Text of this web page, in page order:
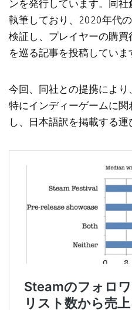
ンを発行しています。同
執筆しており、2020年代
検証し、プレイヤーの購
を巡る記事を投稿していま
今回、同社との提携により
特にインディーゲームに
し、日本語訳を掲載する運